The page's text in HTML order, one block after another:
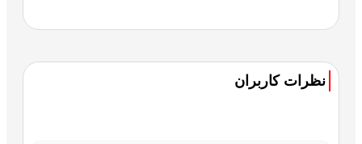
نظرات کاربران